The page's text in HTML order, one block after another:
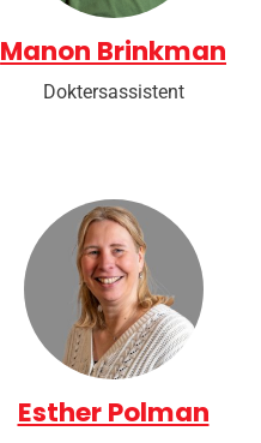
Manon Brinkman
Doktersassistent
Esther Polman